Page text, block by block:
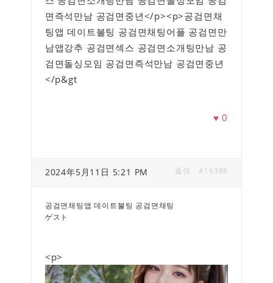
면즉석만남 공검면중년</p><p>공검면채
팅앱 데이트불팅 공검면채팅어플 공검면만
남앱강추 공검면섹스 공검면소개팅만남 공
검면돌싱모임 공검면즉석만남 공검면중년
</p&gt
♥0
2024年5月11日 5:21 PM #16386
返信
공검면채팅앱 데이트불팅 공검면채팅
ゲスト
<p>